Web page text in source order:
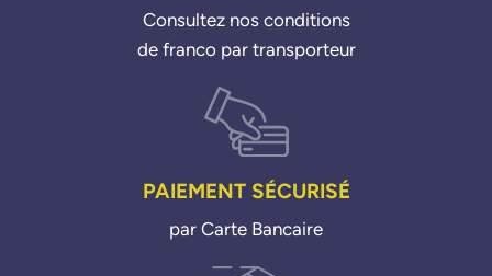
99760210702
99760210704
Consultez nos conditions
de franco par transporteur
PAIEMENT SÉCURISÉ
par Carte Bancaire